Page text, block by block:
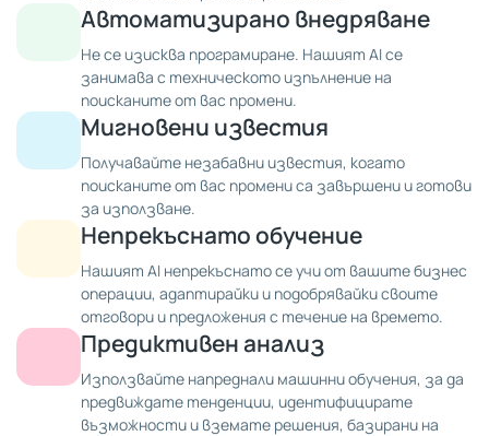
Автоматизирано внедряване
Не се изисква програмиране. Нашият AI се
занимава с техническото изпълнение на
поисканите от вас промени.
Мигновени известия
Получавайте незабавни известия, когато
поисканите от вас промени са завършени и готови
за използване.
Непрекъснато обучение
Нашият AI непрекъснато се учи от вашите бизнес
операции, адаптирайки и подобрявайки своите
отговори и предложения с течение на времето.
Предиктивен анализ
Използвайте напреднали машинни обучения, за да
предвиждате тенденции, идентифицирате
възможности и вземате решения, базирани на